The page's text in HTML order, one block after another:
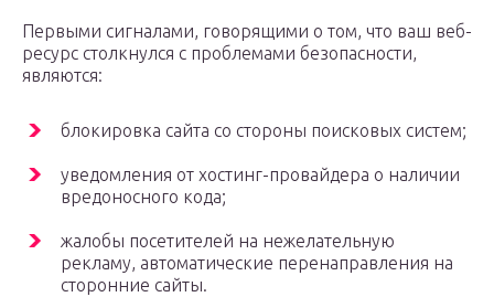
Первыми сигналами, говорящими о том, что ваш веб-
ресурс столкнулся с проблемами безопасности,
являются:
блокировка сайта со стороны поисковых систем;
уведомления от хостинг-провайдера о наличии
вредоносного кода;
жалобы посетителей на нежелательную
рекламу, автоматические перенаправления на
сторонние сайты.